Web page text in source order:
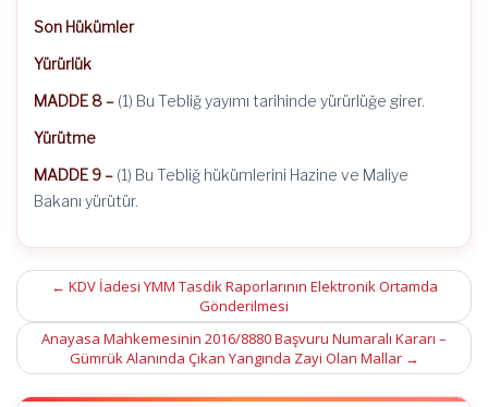
Son Hükümler
Yürürlük
MADDE 8 – (1) Bu Tebliğ yayımı tarihinde yürürlüğe girer.
Yürütme
MADDE 9 – (1) Bu Tebliğ hükümlerini Hazine ve Maliye
Bakanı yürütür.
Post
navigation
← KDV İadesi YMM Tasdik Raporlarının Elektronik Ortamda
Gönderilmesi
Anayasa Mahkemesinin 2016/8880 Başvuru Numaralı Kararı –
Gümrük Alanında Çıkan Yangında Zayi Olan Mallar →